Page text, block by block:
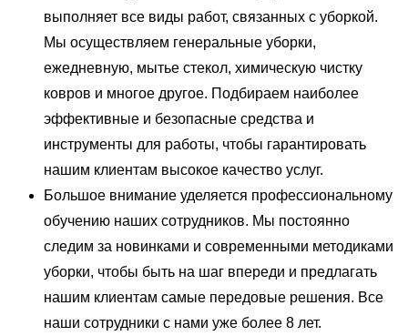
выполняет все виды работ, связанных с уборкой.
Мы осуществляем генеральные уборки,
ежедневную, мытье стекол, химическую чистку
ковров и многое другое. Подбираем наиболее
эффективные и безопасные средства и
инструменты для работы, чтобы гарантировать
нашим клиентам высокое качество услуг.
Большое внимание уделяется профессиональному
обучению наших сотрудников. Мы постоянно
следим за новинками и современными методиками
уборки, чтобы быть на шаг впереди и предлагать
нашим клиентам самые передовые решения. Все
наши сотрудники с нами уже более 8 лет.